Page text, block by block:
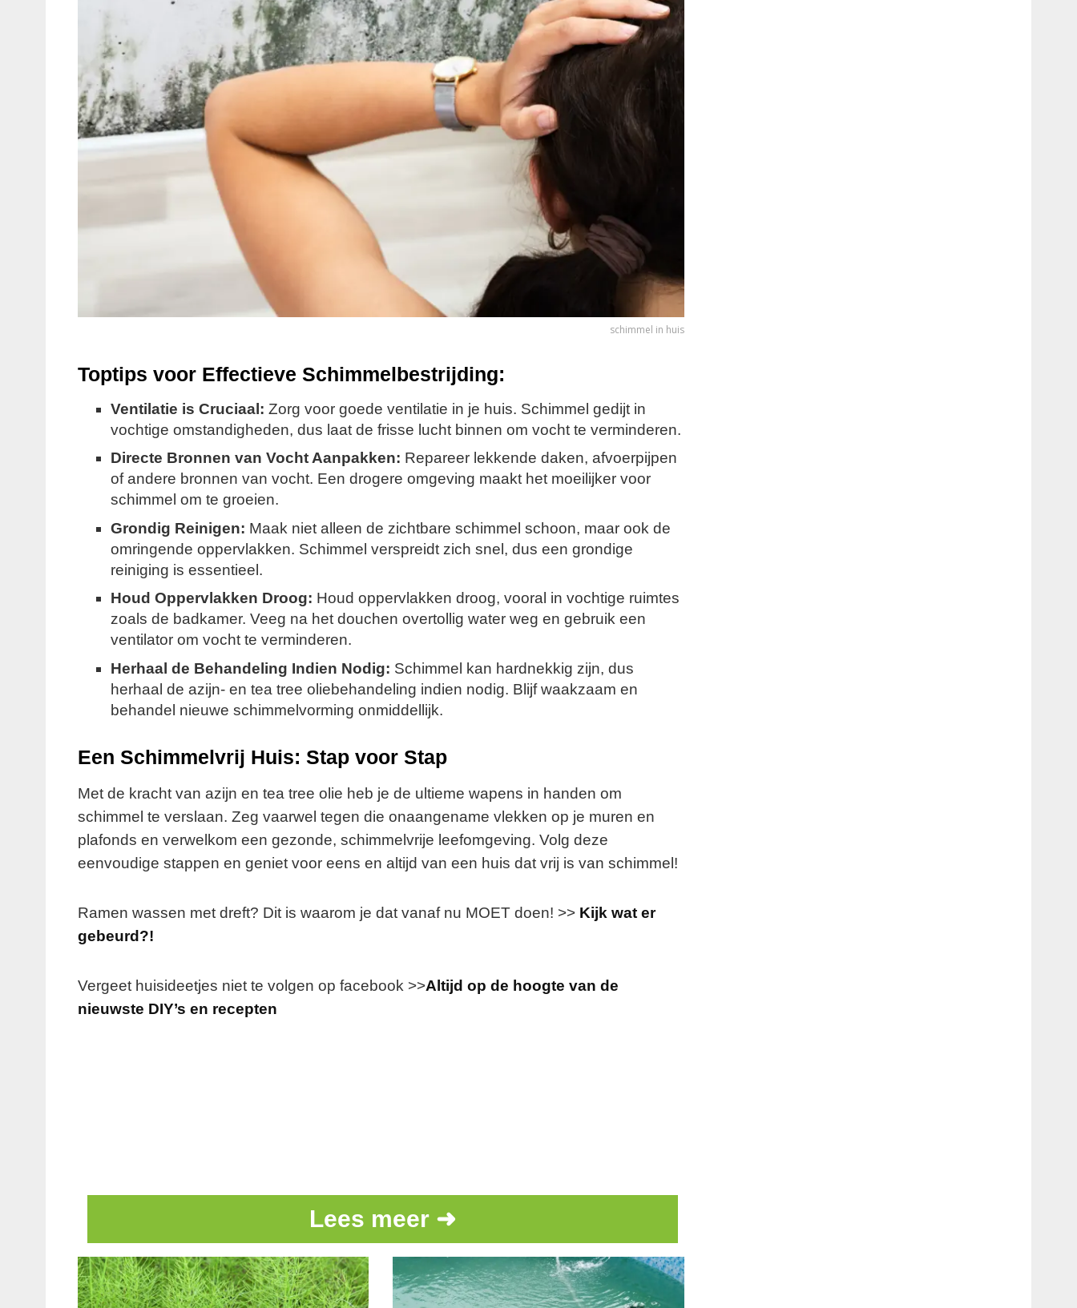
schimmel in huis
Toptips voor Effectieve Schimmelbestrijding:
Ventilatie is Cruciaal: Zorg voor goede ventilatie in je huis. Schimmel gedijt in
vochtige omstandigheden, dus laat de frisse lucht binnen om vocht te verminderen.
Directe Bronnen van Vocht Aanpakken: Repareer lekkende daken, afvoerpijpen
of andere bronnen van vocht. Een drogere omgeving maakt het moeilijker voor
schimmel om te groeien.
Grondig Reinigen: Maak niet alleen de zichtbare schimmel schoon, maar ook de
omringende oppervlakken. Schimmel verspreidt zich snel, dus een grondige
reiniging is essentieel.
Houd Oppervlakken Droog: Houd oppervlakken droog, vooral in vochtige ruimtes
zoals de badkamer. Veeg na het douchen overtollig water weg en gebruik een
ventilator om vocht te verminderen.
Herhaal de Behandeling Indien Nodig: Schimmel kan hardnekkig zijn, dus
herhaal de azijn- en tea tree oliebehandeling indien nodig. Blijf waakzaam en
behandel nieuwe schimmelvorming onmiddellijk.
Een Schimmelvrij Huis: Stap voor Stap
Met de kracht van azijn en tea tree olie heb je de ultieme wapens in handen om
schimmel te verslaan. Zeg vaarwel tegen die onaangename vlekken op je muren en
plafonds en verwelkom een gezonde, schimmelvrije leefomgeving. Volg deze
eenvoudige stappen en geniet voor eens en altijd van een huis dat vrij is van schimmel!
Ramen wassen met dreft? Dit is waarom je dat vanaf nu MOET doen! >> Kijk wat er
gebeurd?!
Vergeet huisideetjes niet te volgen op facebook >>Altijd op de hoogte van de
nieuwste DIY’s en recepten
Lees meer ➜